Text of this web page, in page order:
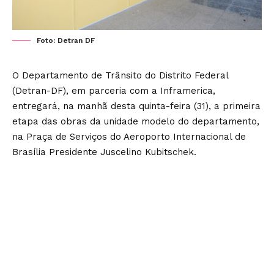
Foto: Detran DF
O Departamento de Trânsito do Distrito Federal
(Detran-DF), em parceria com a Inframerica,
entregará, na manhã desta quinta-feira (31), a primeira
etapa das obras da unidade modelo do departamento,
na Praça de Serviços do Aeroporto Internacional de
Brasília Presidente Juscelino Kubitschek.